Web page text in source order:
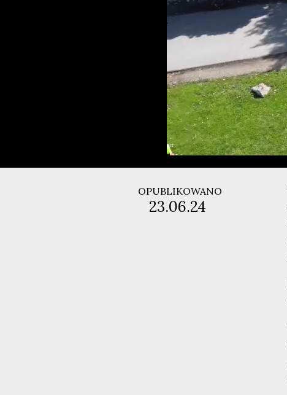
OPUBLIKOWANO
23.06.24